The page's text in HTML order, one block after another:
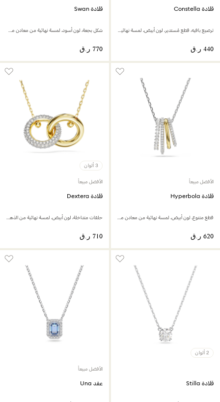
قلادة Constella
ترصيع بافيه، قطع مُستدير، لون أبيض، لمسة نهائية من الذهب الوردي عيار 18 قيراط
قلادة Swan
شكل بجعة، لون أسود، لمسة نهائية من معادن مختلطة
الأفضل مبيعاً
قلادة Hyperbola
قطع متنوع، لون أبيض، لمسة نهائية من معادن مختلطة
3 ألوان
الأفضل مبيعاً
قلادة Dextera
حلقات متداخلة، لون أبيض، لمسة نهائية من الذهب عيار 18 قيراط
2 ألوان
قلادة Stilla
الأفضل مبيعاً
عقد Una